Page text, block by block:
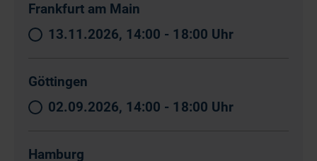
Frankfurt am Main
13.11.2026, 14:00 - 18:00 Uhr
Göttingen
02.09.2026, 14:00 - 18:00 Uhr
Hamburg